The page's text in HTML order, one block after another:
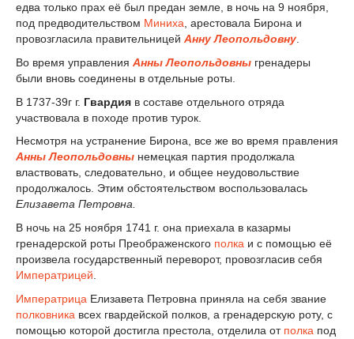
едва только прах её был предан земле, в ночь на 9 ноября,
под предводительством Миниха , арестовала Бирона и
провозгласила правительницей Анну Леопольдовну
Во время управления Анны Леопольдовны гренадеры
были вновь соединены в отдельные роты.
В 1737-39г г. Гвардия в составе отдельного отряда
участвовала в походе против турок.
Несмотря на устранение Бирона, все же во время правления
Анны Леопольдовны немецкая партия продолжала
властвовать, следовательно, и общее неудовольствие
продолжалось. Этим обстоятельством воспользовалась
Елизавета Петровна.
В ночь на 25 ноября 1741 г. она приехала в казармы
гренадерской роты Преображенского полка и с помощью её
произвела государственный переворот, провозгласив себя
Императрицей.
Императрица Елизавета Петровна приняла на себя звание
полковника всех гвардейской полков, а гренадерскую роту, с
помощью которой достигла престола, отделила от полка под